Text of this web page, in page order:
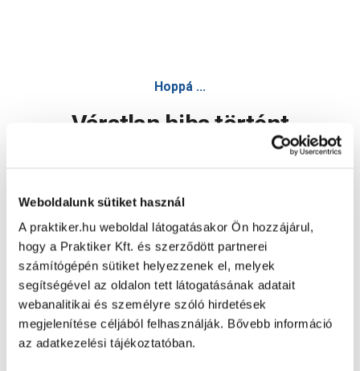
Weboldalunk sütiket használ
A praktiker.hu weboldal látogatásakor Ön hozzájárul,
hogy a Praktiker Kft. és szerződött partnerei
számítógépén sütiket helyezzenek el, melyek
segítségével az oldalon tett látogatásának adatait
webanalitikai és személyre szóló hirdetések
megjelenítése céljából felhasználják. Bővebb információ
az adatkezelési tájékoztatóban.
Hoppá ...
Váratlan hiba történt
Oldal újratöltése